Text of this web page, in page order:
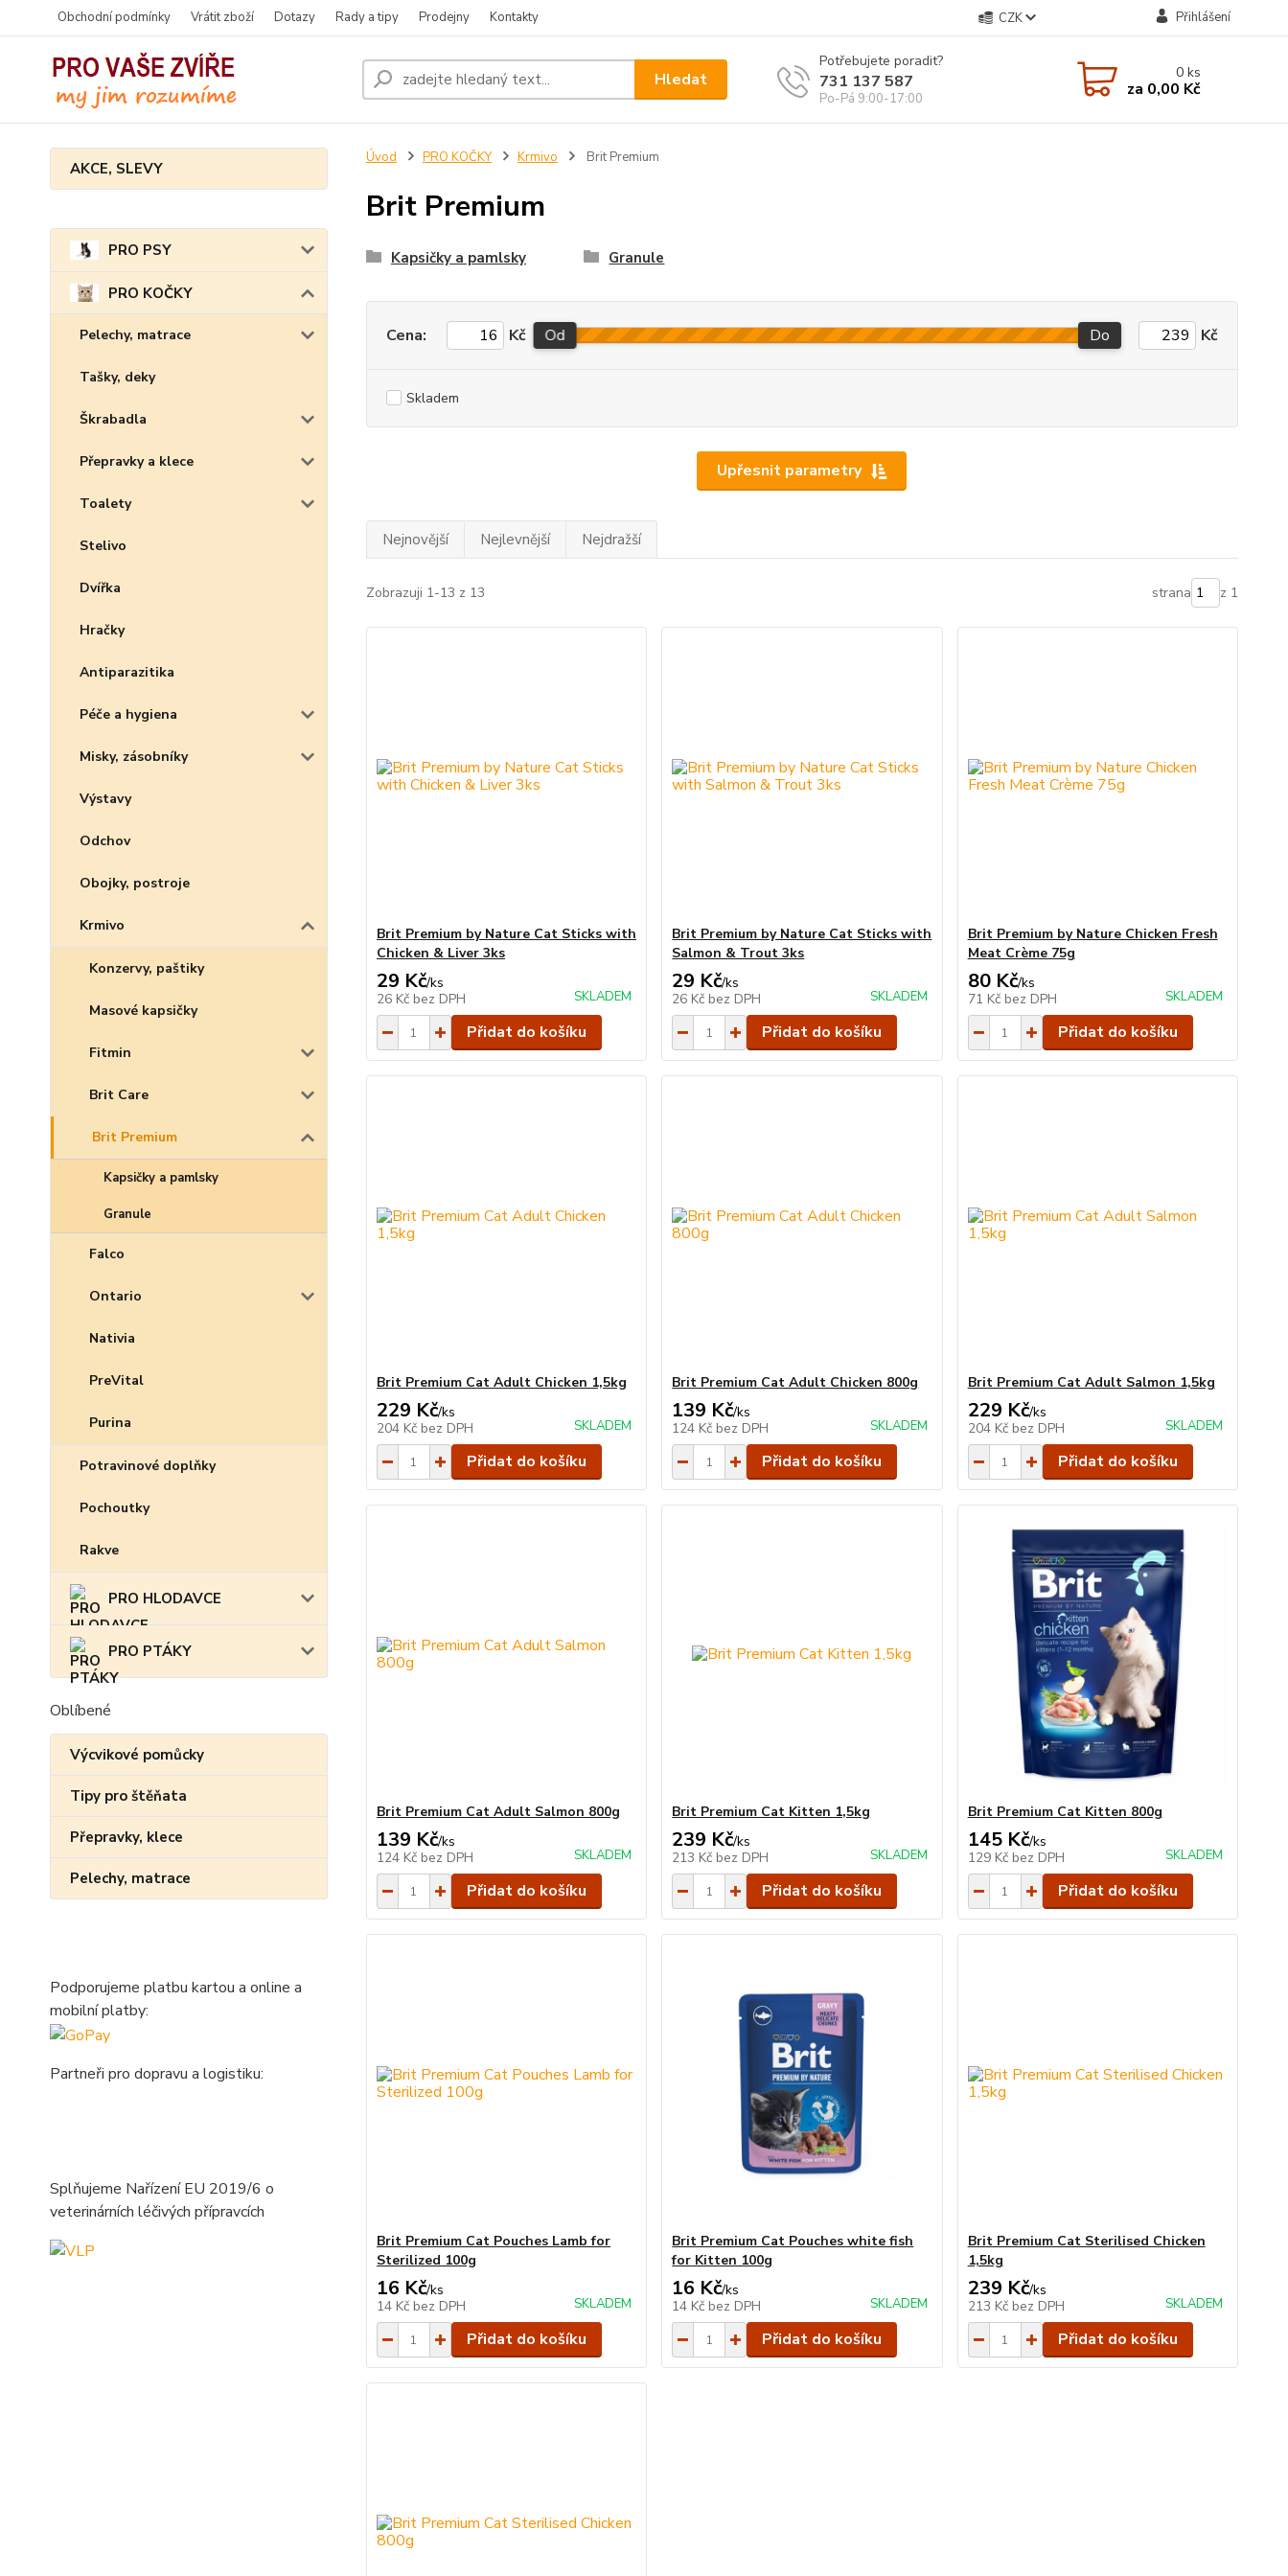
Obchodní podmínky Vrátit zboží Dotazy Rady a tipy Prodejny Kontakty CZK Přihlášení
Hledat
Potřebujete poradit?
731 137 587
Po-Pá 9:00-17:00
0ks
za 0,00 Kč
AKCE, SLEVY
PRO PSY
PRO KOČKY
Pelechy, matrace
Tašky, deky
Škrabadla
Přepravky a klece
Toalety
Stelivo
Dvířka
Hračky
Antiparazitika
Péče a hygiena
Misky, zásobníky
Výstavy
Odchov
Obojky, postroje
Krmivo
Konzervy, paštiky
Masové kapsičky
Fitmin
Brit Care
Brit Premium
Kapsičky a pamlsky
Granule
Falco
Ontario
Nativia
PreVital
Purina
Potravinové doplňky
Pochoutky
Rakve
PRO HLODAVCE
PRO PTÁKY
Oblíbené
Výcvikové pomůcky
Tipy pro štěňata
Přepravky, klece
Pelechy, matrace
Podporujeme platbu kartou a online a
mobilní platby:
Partneři pro dopravu a logistiku:
Splňujeme Nařízení EU 2019/6 o
veterinárních léčivých přípravcích
Úvod PRO KOČKY Krmivo Brit Premium
Brit Premium
Kapsičky a pamlsky Granule
Upřesnit parametry
Cena: Kč Od Do Kč
Skladem
Nejnovější Nejlevnější Nejdražší
Zobrazuji 1-13 z 13 strana z 1
Brit Premium by Nature Cat Sticks with
Chicken & Liver 3ks
29 Kč/ks
26 Kč bez DPH SKLADEM
Přidat do košíku
Brit Premium by Nature Cat Sticks with
Salmon & Trout 3ks
29 Kč/ks
26 Kč bez DPH SKLADEM
Přidat do košíku
Brit Premium by Nature Chicken Fresh
Meat Crème 75g
80 Kč/ks
71 Kč bez DPH SKLADEM
Přidat do košíku
Brit Premium Cat Adult Chicken 1,5kg
229 Kč/ks
204 Kč bez DPH SKLADEM
Přidat do košíku
Brit Premium Cat Adult Chicken 800g
139 Kč/ks
124 Kč bez DPH SKLADEM
Přidat do košíku
Brit Premium Cat Adult Salmon 1,5kg
229 Kč/ks
204 Kč bez DPH SKLADEM
Přidat do košíku
Brit Premium Cat Adult Salmon 800g
139 Kč/ks
124 Kč bez DPH SKLADEM
Přidat do košíku
Brit Premium Cat Kitten 1,5kg
239 Kč/ks
213 Kč bez DPH SKLADEM
Přidat do košíku
Brit Premium Cat Kitten 800g
145 Kč/ks
129 Kč bez DPH SKLADEM
Přidat do košíku
Brit Premium Cat Pouches Lamb for
Sterilized 100g
16 Kč/ks
14 Kč bez DPH SKLADEM
Přidat do košíku
Brit Premium Cat Pouches white fish
for Kitten 100g
16 Kč/ks
14 Kč bez DPH SKLADEM
Přidat do košíku
Brit Premium Cat Sterilised Chicken
1,5kg
239 Kč/ks
213 Kč bez DPH SKLADEM
Přidat do košíku